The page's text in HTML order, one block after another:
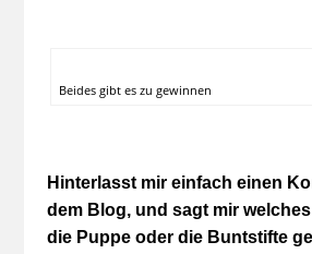
Beides gibt es zu gewinnen
Hinterlasst mir einfach einen
dem Blog, und sagt mir
die Puppe oder die Buntstifte